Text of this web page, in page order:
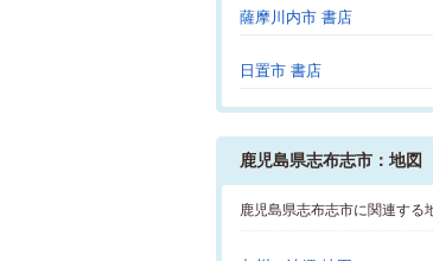
薩摩川内市 書店
日置市 書店
鹿児島県志布志市：地図
鹿児島県志布志市に関連する